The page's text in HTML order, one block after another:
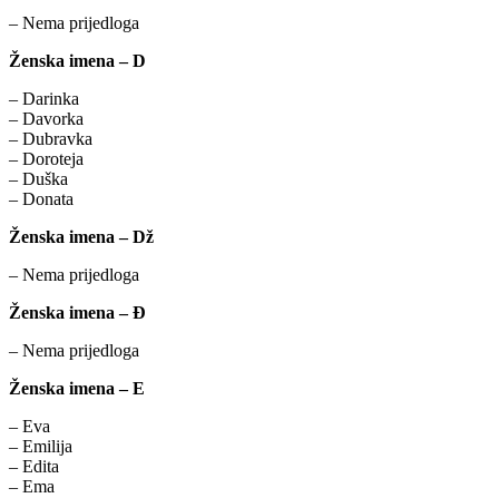
– Nema prijedloga
Ženska imena – D
– Darinka
– Davorka
– Dubravka
– Doroteja
– Duška
– Donata
Ženska imena – Dž
– Nema prijedloga
Ženska imena – Đ
– Nema prijedloga
Ženska imena – E
– Eva
– Emilija
– Edita
– Ema